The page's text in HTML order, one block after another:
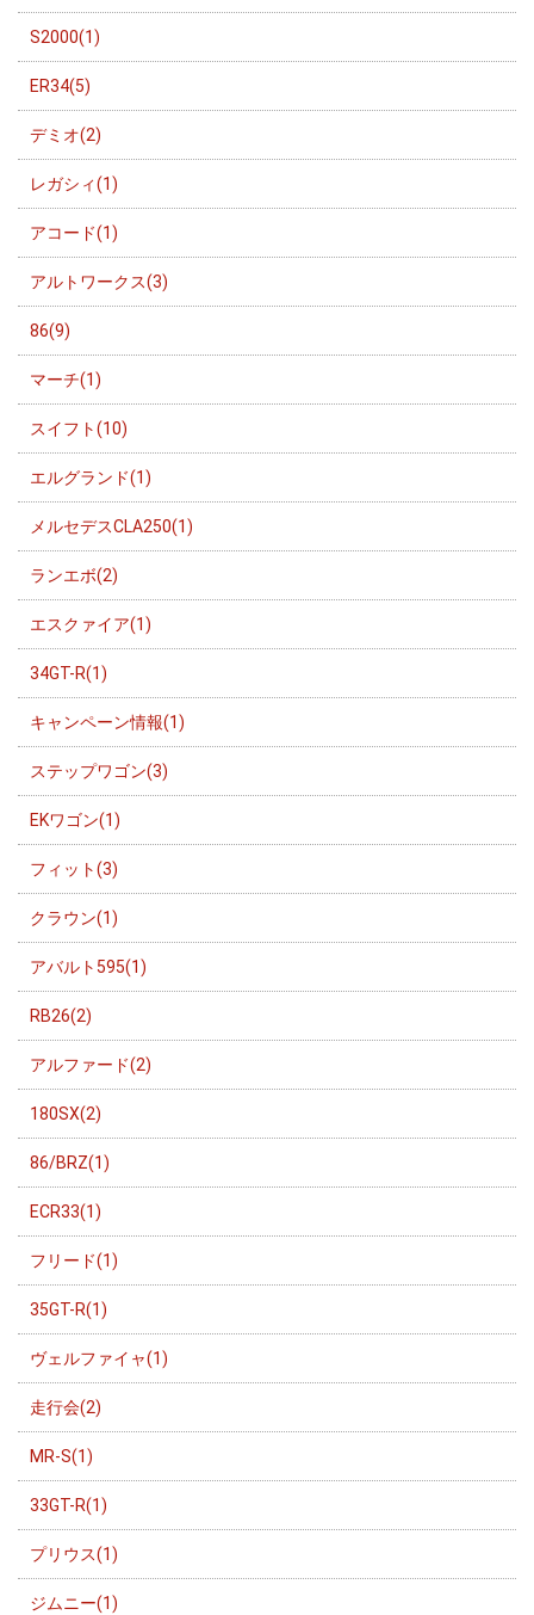
S2000(1)
ER34(5)
デミオ(2)
レガシィ(1)
アコード(1)
アルトワークス(3)
86(9)
マーチ(1)
スイフト(10)
エルグランド(1)
メルセデスCLA250(1)
ランエボ(2)
エスクァイア(1)
34GT-R(1)
キャンペーン情報(1)
ステップワゴン(3)
EKワゴン(1)
フィット(3)
クラウン(1)
アバルト595(1)
RB26(2)
アルファード(2)
180SX(2)
86/BRZ(1)
ECR33(1)
フリード(1)
35GT-R(1)
ヴェルファイャ(1)
走行会(2)
MR-S(1)
33GT-R(1)
プリウス(1)
ジムニー(1)